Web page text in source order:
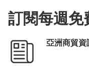
訂閱每週免
亞洲商貿資